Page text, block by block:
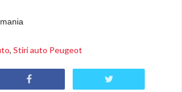
, Stiri auto Peugeot